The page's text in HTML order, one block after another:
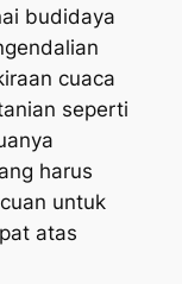
budidaya
cuaca
seperti
harus
untuk
atas